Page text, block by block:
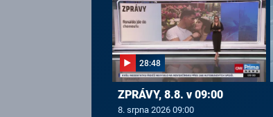
28:48
ZPRÁVY, 8.8. v 09:00
8. srpna 2026 09:00